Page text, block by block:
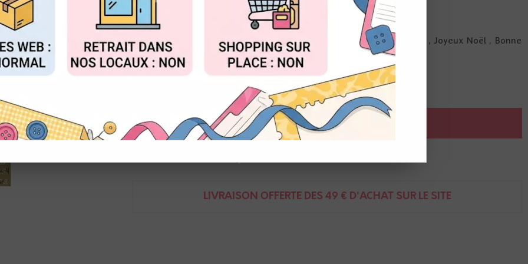
Réf. :ST-554-G
Planche de stickers mots de carterie : Bonnes Fêtes, Meilleurs Voeux , Joyeux Noël , Bonne
Année, menu, invitation,...
10 x 22 cm
AJOUTER AU PANIER
LIVRAISON OFFERTE DÈS 49 € D'ACHAT SUR LE SITE
ACCEPTER TOUT